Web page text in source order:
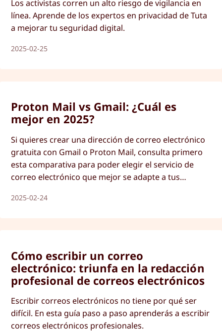
Los activistas corren un alto riesgo de vigilancia en
línea. Aprende de los expertos en privacidad de Tuta
a mejorar tu seguridad digital.
2025-02-25
Proton Mail vs Gmail: ¿Cuál es
mejor en 2025?
Si quieres crear una dirección de correo electrónico
gratuita con Gmail o Proton Mail, consulta primero
esta comparativa para poder elegir el servicio de
correo electrónico que mejor se adapte a tus
2025-02-24
Cómo escribir un correo
electrónico: triunfa en la redacción
profesional de correos electrónicos
Escribir correos electrónicos no tiene por qué ser
difícil. En esta guía paso a paso aprenderás a escribir
correos electrónicos profesionales.